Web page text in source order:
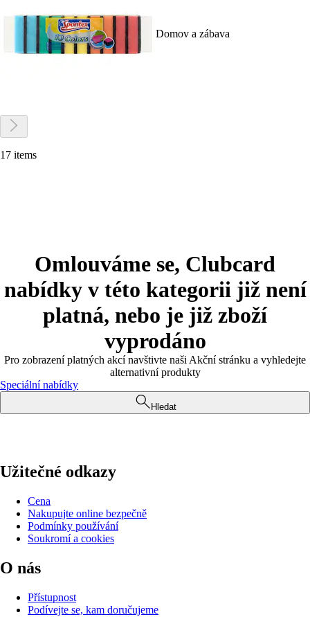
Domov a zábava
17 items
Omlouváme se, Clubcard
nabídky v této kategorii již není
platná, nebo je již zboží
vyprodáno
Pro zobrazení platných akcí navštivte naši Akční stránku a vyhledejte
alternativní produkty
Speciální nabídky
Hledat
Užitečné odkazy
Cena
Nakupujte online bezpečně
Podmínky používání
Soukromí a cookies
O nás
Přístupnost
Podívejte se, kam doručujeme